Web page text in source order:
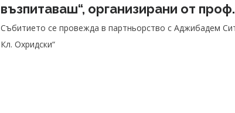
възпитаваш“, организирани от
Събитието се провежда в партньорство с Аджибадем
Кл. Охридски“